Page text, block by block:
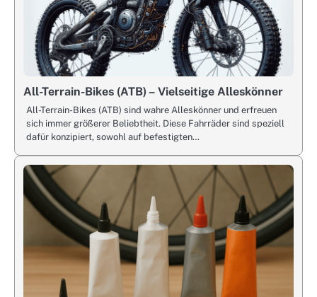
All-Terrain-Bikes (ATB) – Vielseitige Alleskönner
All-Terrain-Bikes (ATB) sind wahre Alleskönner und erfreuen
sich immer größerer Beliebtheit. Diese Fahrräder sind speziell
dafür konzipiert, sowohl auf befestigten…